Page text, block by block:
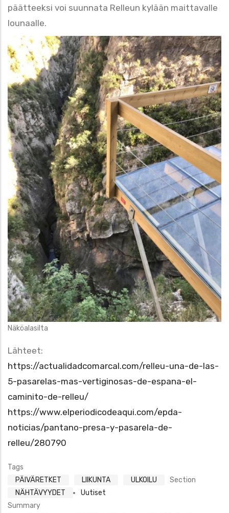
päätteeksi voi suunnata Relleun kylään maittavalle
lounaalle.
Näköalasilta
Lähteet:
https://actualidadcomarcal.com/relleu-una-de-las-
5-pasarelas-mas-vertiginosas-de-espana-el-
caminito-de-relleu/
https://www.elperiodicodeaqui.com/epda-
noticias/pantano-presa-y-pasarela-de-
relleu/280790
Tags
PÄIVÄRETKET
LIIKUNTA
ULKOILU
NÄHTÄVYYDET
Section
Uutiset
Summary